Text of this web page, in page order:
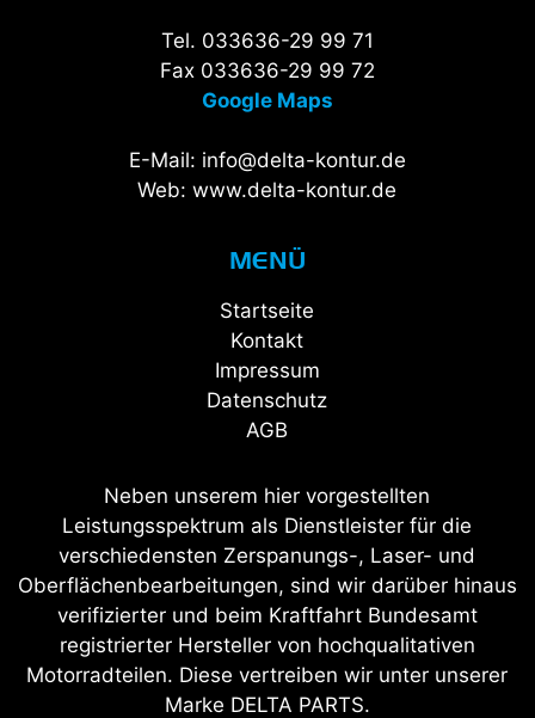
Tel. 033636-29 99 71
Fax 033636-29 99 72
Google Maps
E-Mail: info@delta-kontur.de
Web: www.delta-kontur.de
MENÜ
Startseite
Kontakt
Impressum
Datenschutz
AGB
Neben unserem hier vorgestellten
Leistungsspektrum als Dienstleister für die
verschiedensten Zerspanungs-, Laser- und
Oberflächenbearbeitungen, sind wir darüber hinaus
verifizierter und beim Kraftfahrt Bundesamt
registrierter Hersteller von hochqualitativen
Motorradteilen. Diese vertreiben wir unter unserer
Marke DELTA PARTS.